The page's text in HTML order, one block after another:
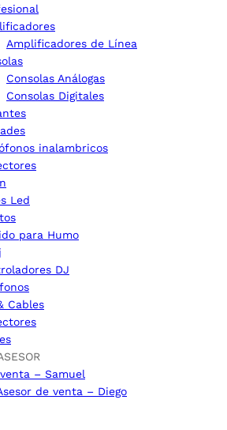
Amplificadores de Línea
Consolas Análogas
Consolas Digitales
inalambricos
Led
para Humo
DJ
Cables
– Samuel
de venta – Diego